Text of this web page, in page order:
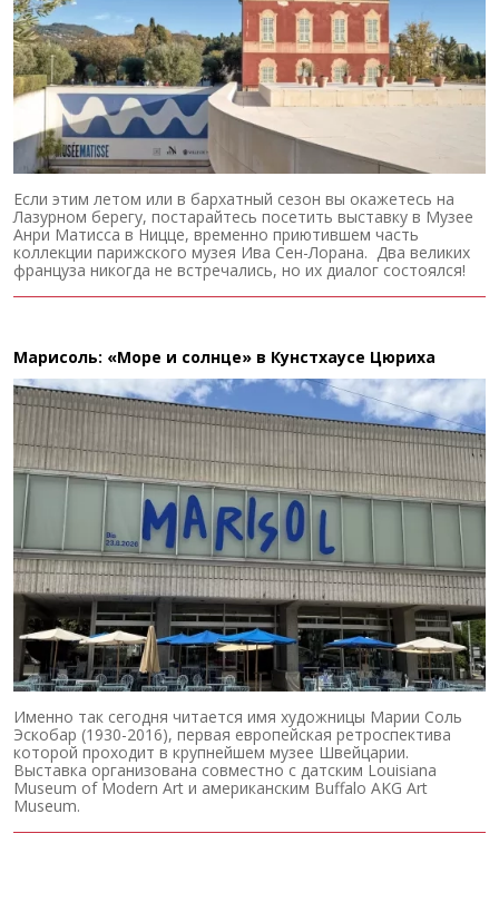
Если этим летом или в бархатный сезон вы окажетесь на
Лазурном берегу, постарайтесь посетить выставку в Музее
Анри Матисса в Ницце, временно приютившем часть
коллекции парижского музея Ива Сен-Лорана. Два великих
француза никогда не встречались, но их диалог состоялся!
Марисоль: «Море и солнце» в Кунстхаусе Цюриха
Именно так сегодня читается имя художницы Марии Соль
Эскобар (1930-2016), первая европейская ретроспектива
которой проходит в крупнейшем музее Швейцарии.
Выставка организована совместно с датским Louisiana
Museum of Modern Art и американским Buffalo AKG Art
Museum.